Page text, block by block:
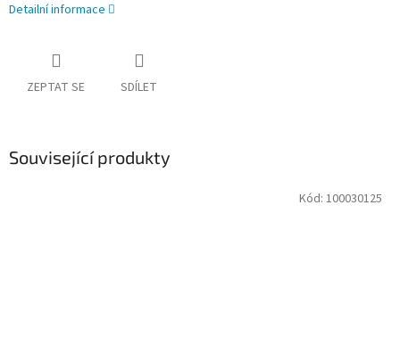
Detailní informace
ZEPTAT SE SDÍLET
Související produkty
Kód: 100030125